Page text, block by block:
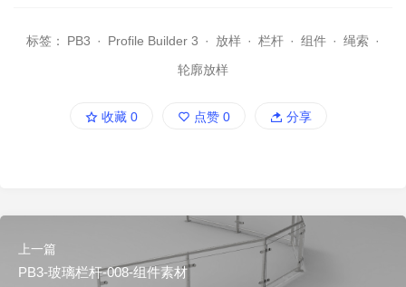
标签： PB3 · Profile Builder 3 · 放样 · 栏杆 · 组件 · 绳索 ·
轮廓放样
收藏 0 点赞 0 分享
上一篇
PB3-玻璃栏杆-008-组件素材